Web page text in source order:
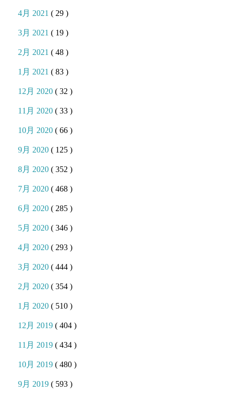
4月 2021( 29 )
3月 2021( 19 )
2月 2021( 48 )
1月 2021( 83 )
12月 2020( 32 )
11月 2020( 33 )
10月 2020( 66 )
9月 2020( 125 )
8月 2020( 352 )
7月 2020( 468 )
6月 2020( 285 )
5月 2020( 346 )
4月 2020( 293 )
3月 2020( 444 )
2月 2020( 354 )
1月 2020( 510 )
12月 2019( 404 )
11月 2019( 434 )
10月 2019( 480 )
9月 2019( 593 )